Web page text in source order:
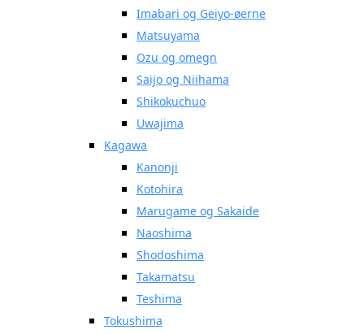
Imabari og Geiyo-øerne
Matsuyama
Ozu og omegn
Saijo og Niihama
Shikokuchuo
Uwajima
Kagawa
Kanonji
Kotohira
Marugame og Sakaide
Naoshima
Shodoshima
Takamatsu
Teshima
Tokushima